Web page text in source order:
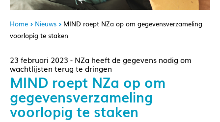
Home Nieuws
MIND roept NZa op om gegevensverzameling
voorlopig te staken
23 februari 2023 - NZa heeft de gegevens nodig om
wachtlijsten terug te dringen
MIND roept NZa op om
gegevensverzameling
voorlopig te staken